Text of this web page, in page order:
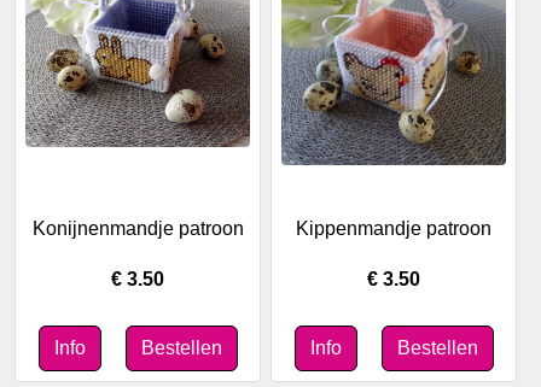
Konijnenmandje patroon
€ 3.50
Kippenmandje patroon
€ 3.50